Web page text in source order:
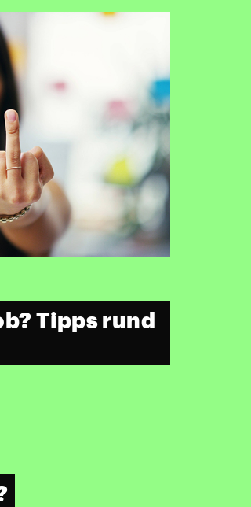
Tipps rund